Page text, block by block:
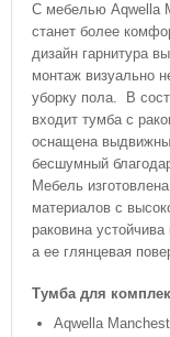
С мебелью Aqwella
станет более
дизайн гарнитура
монтаж визуально
уборку пола. В
входит тумба с
оснащена
бесшумный
Мебель
материалов с
раковина
а ее глянцевая
Тумба для
Aqwella